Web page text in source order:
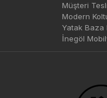
Müşteri
Modern
Yatak Baza
İnegöl